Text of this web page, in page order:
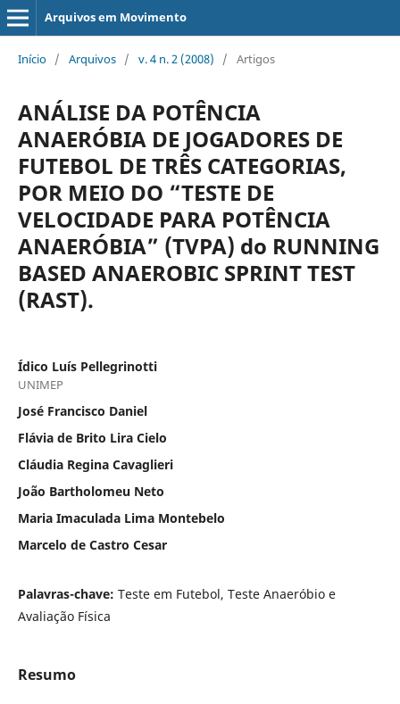
Arquivos em Movimento
Início / Arquivos / v. 4 n. 2 (2008) / Artigos
ANÁLISE DA POTÊNCIA
ANAERÓBIA DE JOGADORES DE
FUTEBOL DE TRÊS CATEGORIAS,
POR MEIO DO “TESTE DE
VELOCIDADE PARA POTÊNCIA
ANAERÓBIA” (TVPA) do RUNNING
BASED ANAEROBIC SPRINT TEST
(RAST).
Ídico Luís Pellegrinotti
UNIMEP
José Francisco Daniel
Flávia de Brito Lira Cielo
Cláudia Regina Cavaglieri
João Bartholomeu Neto
Maria Imaculada Lima Montebelo
Marcelo de Castro Cesar
Palavras-chave: Teste em Futebol, Teste Anaeróbio e
Avaliação Física
Resumo